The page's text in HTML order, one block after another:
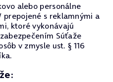
alebo personálne
s reklamnými a
ktoré vykonávajú
Súťaže
v zmysle ust. § 116